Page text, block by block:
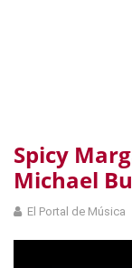
Spicy
Michael
El Portal de Música